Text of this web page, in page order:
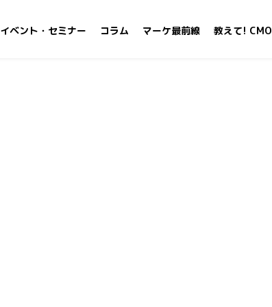
イベント・セミナー コラム マーケ最前線 教えて! CMO